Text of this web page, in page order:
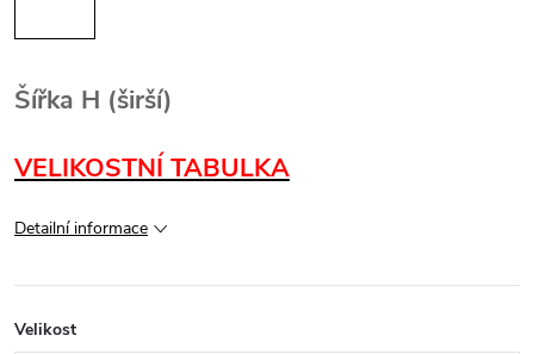
Šířka H (širší)
VELIKOSTNÍ TABULKA
Detailní informace
Velikost